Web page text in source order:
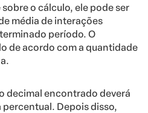
o cálculo, ele pode ser
média de interações
período. O
de acordo com a quantidade
decimal encontrado deverá
Depois disso,